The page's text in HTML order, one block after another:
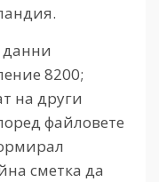
данни
8200;
на други
файловете
сметка да